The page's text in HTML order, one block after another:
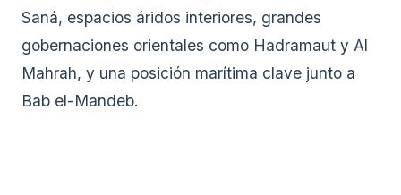
Saná, espacios áridos interiores, grandes
gobernaciones orientales como Hadramaut y Al
Mahrah, y una posición marítima clave junto a
Bab el-Mandeb.